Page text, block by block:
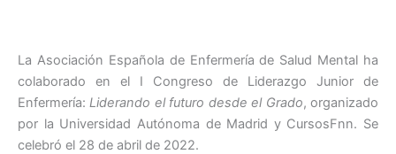
e
b
o
o
er l
e
dI
n
s
A
p
p
p
ar
tir
La Asociación Española de Enfermería de Salud Mental ha
colaborado en el I Congreso de Liderazgo Junior de
Enfermería:Liderando el futuro desde el Grado, organizado
por la Universidad Autónoma de Madrid y CursosFnn. Se
celebró el 28 de abril de 2022.